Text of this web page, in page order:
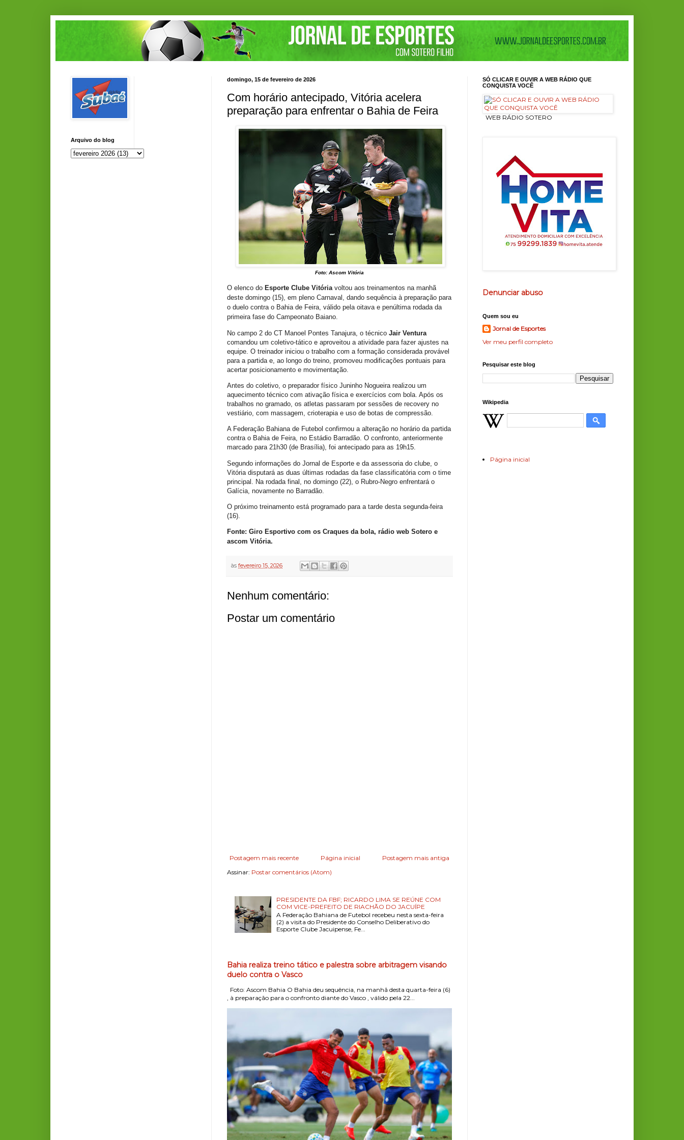
domingo, 15 de fevereiro de 2026
Com horário antecipado, Vitória acelera
preparação para enfrentar o Bahia de Feira
Foto: Ascom Vitória
O elenco do Esporte Clube Vitória voltou aos treinamentos na manhã
deste domingo (15), em pleno Carnaval, dando sequência à preparação para
o duelo contra o Bahia de Feira, válido pela oitava e penúltima rodada da
primeira fase do Campeonato Baiano.
No campo 2 do CT Manoel Pontes Tanajura, o técnico Jair Ventura
comandou um coletivo-tático e aproveitou a atividade para fazer ajustes na
equipe. O treinador iniciou o trabalho com a formação considerada provável
para a partida e, ao longo do treino, promoveu modificações pontuais para
acertar posicionamento e movimentação.
Antes do coletivo, o preparador físico Juninho Nogueira realizou um
aquecimento técnico com ativação física e exercícios com bola. Após os
trabalhos no gramado, os atletas passaram por sessões de recovery no
vestiário, com massagem, crioterapia e uso de botas de compressão.
A Federação Bahiana de Futebol confirmou a alteração no horário da partida
contra o Bahia de Feira, no Estádio Barradão. O confronto, anteriormente
marcado para 21h30 (de Brasília), foi antecipado para as 19h15.
Segundo informações do Jornal de Esporte e da assessoria do clube, o
Vitória disputará as duas últimas rodadas da fase classificatória com o time
principal. Na rodada final, no domingo (22), o Rubro-Negro enfrentará o
Galícia, novamente no Barradão.
O próximo treinamento está programado para a tarde desta segunda-feira
(16).
Fonte: Giro Esportivo com os Craques da bola, rádio web Sotero e
ascom Vitória.
às fevereiro 15, 2026
Nenhum comentário:
Postar um comentário
Postagem mais recente Postagem mais antiga
Página inicial
Assinar: Postar comentários (Atom)
PRESIDENTE DA FBF; RICARDO LIMA SE REÚNE COM
COM VICE-PREFEITO DE RIACHÃO DO JACUÍPE
A Federação Bahiana de Futebol recebeu nesta sexta-feira
(2) a visita do Presidente do Conselho Deliberativo do
Esporte Clube Jacuipense, Fe...
Bahia realiza treino tático e palestra sobre arbitragem visando
duelo contra o Vasco
Foto: Ascom Bahia O Bahia deu sequência, na manhã desta quarta-feira (6)
, à preparação para o confronto diante do Vasco , válido pela 22...
Arquivo do blog
SÓ CLICAR E OUVIR A WEB RÁDIO QUE
CONQUISTA VOCÊ
ㅤ WEB RÁDIO SOTERO
Denunciar abuso
Quem sou eu
Jornal de Esportes
Ver meu perfil completo
Pesquisar este blog
Wikipedia
Página inicial